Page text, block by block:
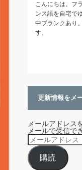
こんにちは。フ
ンス語を自宅で
中ブランクあり
す。
更新情報をメ
メールアドレス
メールで受信で
メ
ー
ル
ア
ド
購読